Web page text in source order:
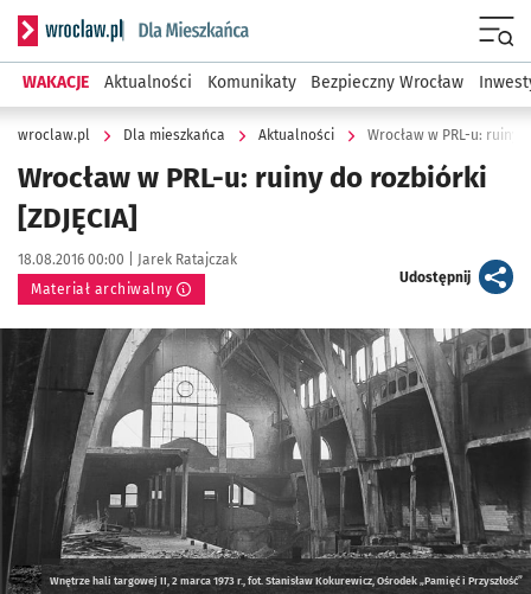
Serwis informacyjny wroclaw.pl podserwis: Dla mieszkańca
WAKACJE Aktualności Komunikaty Bezpieczny Wrocław
wroclaw.pl Dla mieszkańca Aktualności Wrocław w PRL-u: ruiny
Wrocław w PRL-u: ruiny do rozbiórki
[ZDJĘCIA]
Data publikacji:
18.08.2016 00:00 | Autor:
Jarek Ratajczak
Materiał archiwalny
Udostępnijartykuł
Kliknij, aby powiększyć
Wnętrze hali targowej II, 2 marca 1973 r., fot. Stanisław Kokurewicz, Ośrodek „Pamięć i Przyszłość”